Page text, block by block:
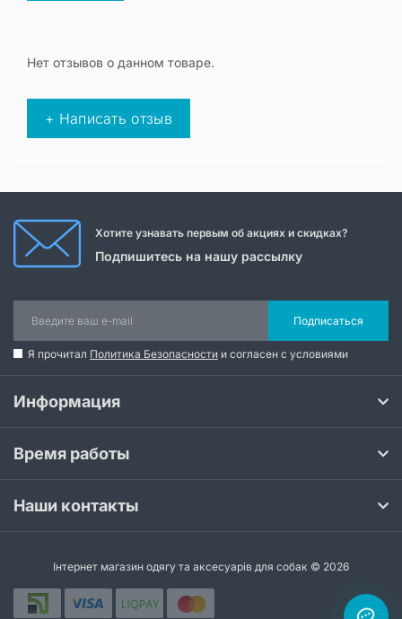
Нет отзывов о данном товаре.
+ Написать отзыв
Хотите узнавать первым об акциях и скидках?
Подпишитесь на нашу рассылку
Подписаться
Я прочитал Политика Безопасности и согласен с условиями
Информация
Время работы
Наши контакты
Інтернет магазин одягу та аксесуарів для собак © 2026